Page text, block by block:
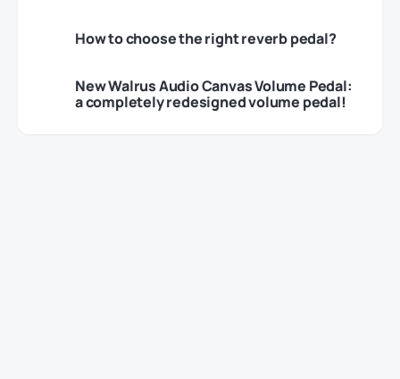
How to choose the right reverb pedal?
New Walrus Audio Canvas Volume Pedal:
a completely redesigned volume pedal!